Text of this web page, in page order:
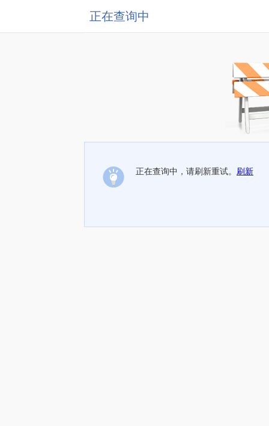
正在查询中
正在查询中，请刷新重试。 刷新